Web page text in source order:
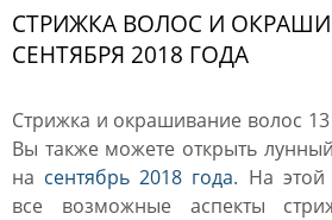
СТРИЖКА ВОЛОС И
СЕНТЯБРЯ 2018 ГОДА
Стрижка и окрашивание волос 13
Вы также можете открыть
на сентябрь 2018 года. На этой
все возможные аспекты